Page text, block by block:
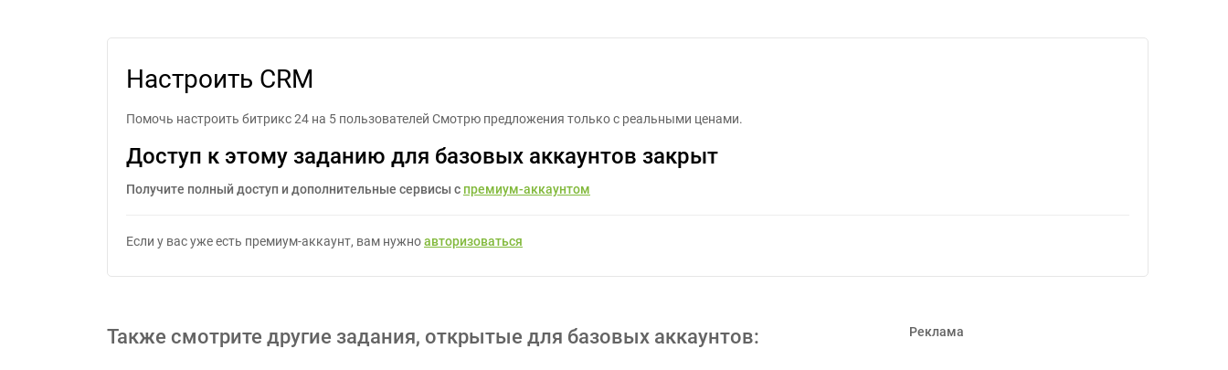
Настроить CRM
Помочь настроить битрикс 24 на 5 пользователей Смотрю предложения только с реальными ценами.
Доступ к этому заданию для базовых аккаунтов закрыт
Получите полный доступ и дополнительные сервисы с премиум-аккаунтом
Если у вас уже есть премиум-аккаунт, вам нужноавторизоваться
Также смотрите другие задания, открытые для базовых аккаунтов: Реклама